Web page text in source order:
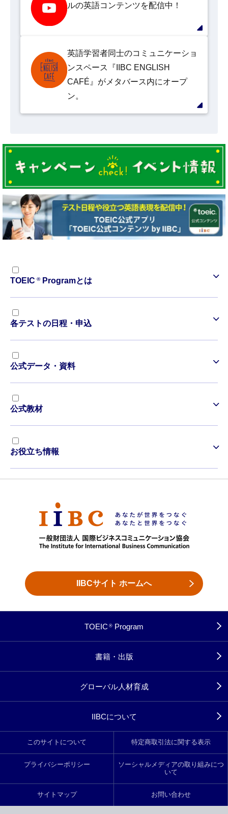
ルの英語コンテンツを配信中！
英語学習者同士のコミュニケーショ
ンスペース『IIBC ENGLISH
CAFÉ』がメタバース内にオープ
ン。
TOEIC ®Programとは
各テストの日程・申込
公式データ・資料
公式教材
お役立ち情報
IIBCサイト ホームへ
TOEIC ® Program
書籍・出版
グローバル人材育成
IIBCについて
このサイトについて 特定商取引法に関する表示
プライバシーポリシー
ソーシャルメディアの取り組みにつ
いて
サイトマップ お問い合わせ